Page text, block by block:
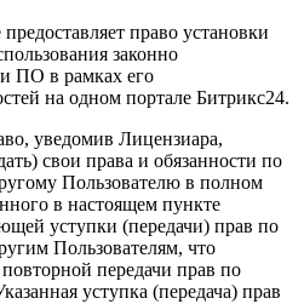
право установки
законно
ПО в рамках его
на одном портале Битрикс24.
уведомив Лицензиара,
свои права и обязанности по
Пользователю в полном
в настоящем пункте
уступки (передачи) прав по
Пользователям, что
передачи прав по
уступка (передача) прав